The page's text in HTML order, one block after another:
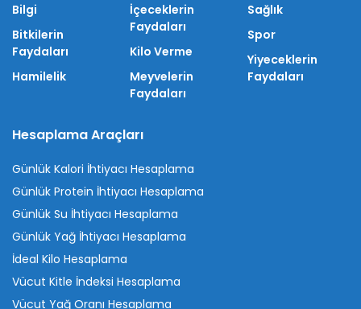
Bilgi
Bitkilerin
Faydaları
Hamilelik
İçeceklerin
Faydaları
Kilo Verme
Meyvelerin
Faydaları
Sağlık
Spor
Yiyeceklerin
Faydaları
Hesaplama Araçları
Günlük Kalori İhtiyacı Hesaplama
Günlük Protein İhtiyacı Hesaplama
Günlük Su İhtiyacı Hesaplama
Günlük Yağ İhtiyacı Hesaplama
İdeal Kilo Hesaplama
Vücut Kitle İndeksi Hesaplama
Vücut Yağ Oranı Hesaplama